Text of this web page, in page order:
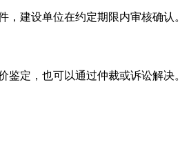
，建设单位在约定期限内审核确认。
鉴定，也可以通过仲裁或诉讼解决。